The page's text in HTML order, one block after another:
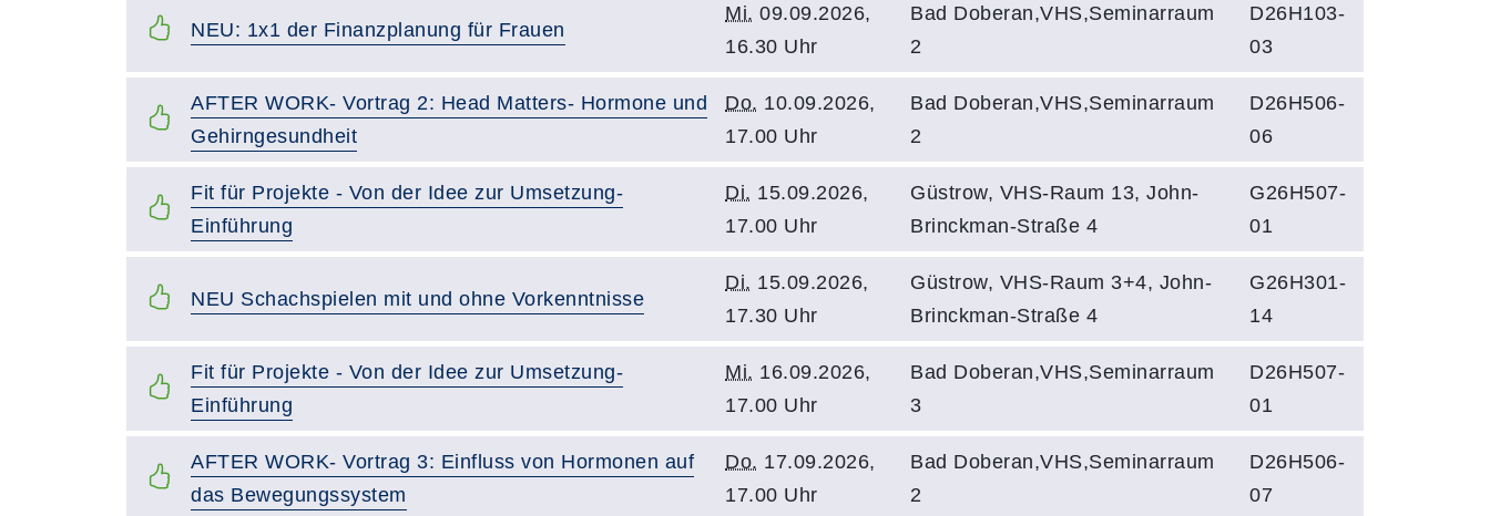
NEU: 1x1 der Finanzplanung für Frauen
Mi. 09.09.2026,
16.30 Uhr
Bad Doberan,VHS,Seminarraum
2
D26H103-
03
AFTER WORK- Vortrag 2: Head Matters- Hormone und
Gehirngesundheit
Do. 10.09.2026,
17.00 Uhr
Bad Doberan,VHS,Seminarraum
2
D26H506-
06
Fit für Projekte - Von der Idee zur Umsetzung-
Einführung
Di. 15.09.2026,
17.00 Uhr
Güstrow, VHS-Raum 13, John-
Brinckman-Straße 4
G26H507-
01
NEU Schachspielen mit und ohne Vorkenntnisse
Di. 15.09.2026,
17.30 Uhr
Güstrow, VHS-Raum 3+4, John-
Brinckman-Straße 4
G26H301-
14
Fit für Projekte - Von der Idee zur Umsetzung-
Einführung
Mi. 16.09.2026,
17.00 Uhr
Bad Doberan,VHS,Seminarraum
3
D26H507-
01
AFTER WORK- Vortrag 3: Einfluss von Hormonen auf
das Bewegungssystem
Do. 17.09.2026,
17.00 Uhr
Bad Doberan,VHS,Seminarraum
2
D26H506-
07